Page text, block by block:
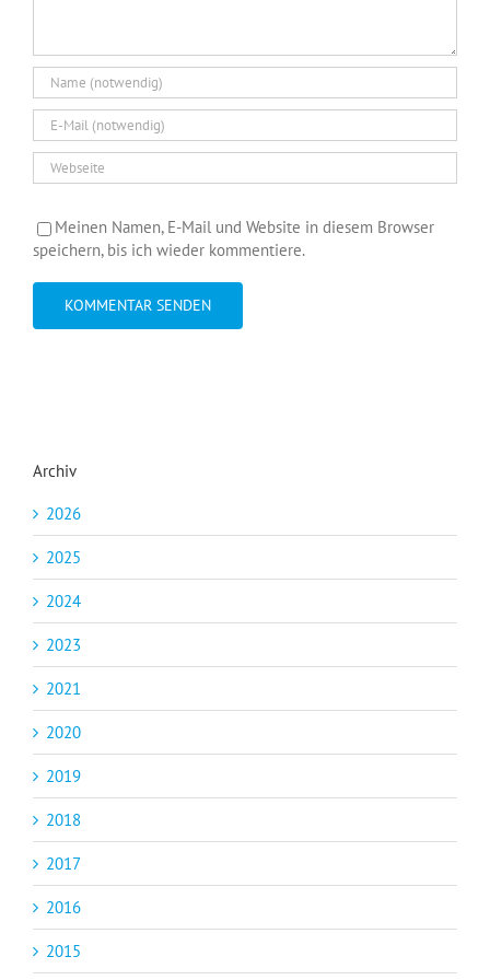
Meinen Namen, E-Mail und Website in diesem Browser
speichern, bis ich wieder kommentiere.
Archiv
2026
2025
2024
2023
2021
2020
2019
2018
2017
2016
2015